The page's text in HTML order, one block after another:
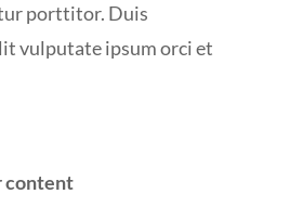
porttitor. Duis
vulputate ipsum orci et
content